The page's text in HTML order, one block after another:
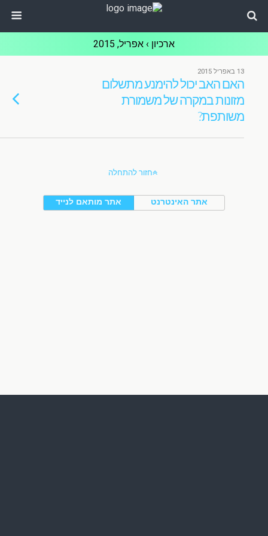
ארכיון › אפריל, 2015
13 באפריל 2015
האם האב יכול להימנע מתשלום
מזונות במקרה של משמורת
משותפת?
חזור להתחלה
אתר מותאם לנייד אתר האינטרנט